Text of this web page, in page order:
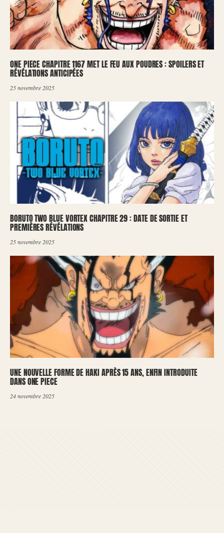
ONE PIECE CHAPITRE 1167 MET LE FEU AUX POUDRES : SPOILERS ET
RÉVÉLATIONS ANTICIPÉES
25 novembre 2025
BORUTO TWO BLUE VORTEX CHAPITRE 29 : DATE DE SORTIE ET
PREMIÈRES RÉVÉLATIONS
25 novembre 2025
UNE NOUVELLE FORME DE HAKI APRÈS 15 ANS, ENFIN INTRODUITE
DANS ONE PIECE
24 novembre 2025